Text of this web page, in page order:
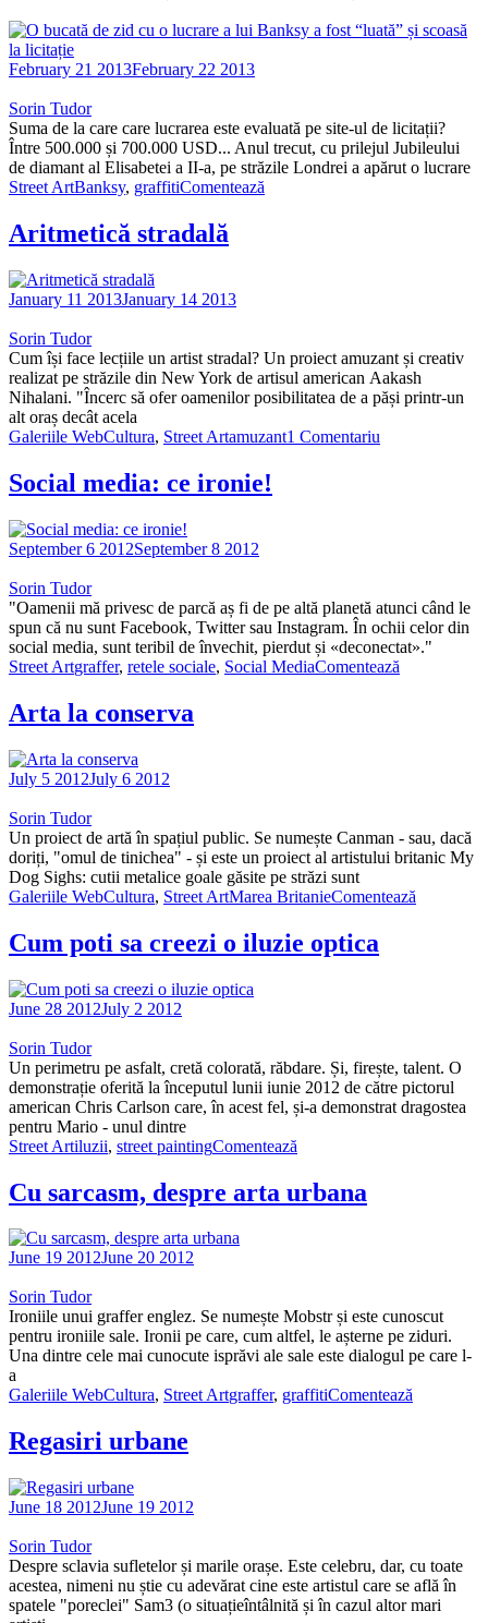
February 21 2013February 22 2013
Sorin Tudor
Suma de la care care lucrarea este evaluată pe site-ul de licitații?
Între 500.000 și 700.000 USD... Anul trecut, cu prilejul Jubileului
de diamant al Elisabetei a II-a, pe străzile Londrei a apărut o lucrare
Street ArtBanksy, graffitiComentează
Aritmetică stradală
January 11 2013January 14 2013
Sorin Tudor
Cum își face lecțiile un artist stradal? Un proiect amuzant și creativ
realizat pe străzile din New York de artisul american Aakash
Nihalani. "Încerc să ofer oamenilor posibilitatea de a păși printr-un
alt oraș decât acela
Galeriile WebCultura, Street Artamuzant1 Comentariu
Social media: ce ironie!
September 6 2012September 8 2012
Sorin Tudor
"Oamenii mă privesc de parcă aș fi de pe altă planetă atunci când le
spun că nu sunt Facebook, Twitter sau Instagram. În ochii celor din
social media, sunt teribil de învechit, pierdut și «deconectat»."
Street Artgraffer, retele sociale, Social MediaComentează
Arta la conserva
July 5 2012July 6 2012
Sorin Tudor
Un proiect de artă în spațiul public. Se numește Canman - sau, dacă
doriți, "omul de tinichea" - și este un proiect al artistului britanic My
Dog Sighs: cutii metalice goale găsite pe străzi sunt
Galeriile WebCultura, Street ArtMarea BritanieComentează
Cum poti sa creezi o iluzie optica
June 28 2012July 2 2012
Sorin Tudor
Un perimetru pe asfalt, cretă colorată, răbdare. Și, firește, talent. O
demonstrație oferită la începutul lunii iunie 2012 de către pictorul
american Chris Carlson care, în acest fel, și-a demonstrat dragostea
pentru Mario - unul dintre
Street Artiluzii, street paintingComentează
Cu sarcasm, despre arta urbana
June 19 2012June 20 2012
Sorin Tudor
Ironiile unui graffer englez. Se numește Mobstr și este cunoscut
pentru ironiile sale. Ironii pe care, cum altfel, le așterne pe ziduri.
Una dintre cele mai cunocute isprăvi ale sale este dialogul pe care l-
a
Galeriile WebCultura, Street Artgraffer, graffitiComentează
Regasiri urbane
June 18 2012June 19 2012
Sorin Tudor
Despre sclavia sufletelor și marile orașe. Este celebru, dar, cu toate
acestea, nimeni nu știe cu adevărat cine este artistul care se află în
spatele "poreclei" Sam3 (o situațieîntâlnită și în cazul altor mari